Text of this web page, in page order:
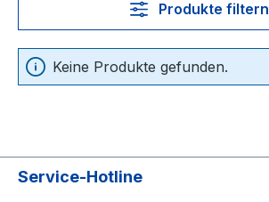
Produkte filtern
Keine Produkte gefunden.
Service-Hotline